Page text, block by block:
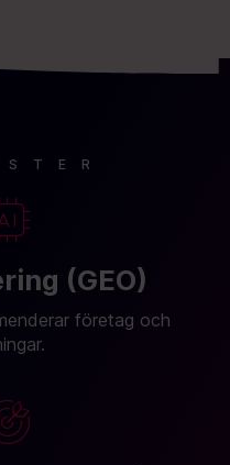
(GEO)
företag och